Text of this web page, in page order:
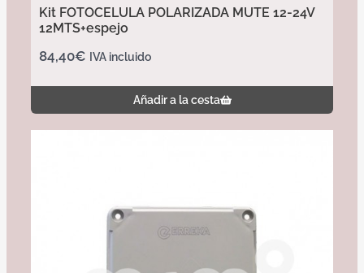
Kit FOTOCELULA POLARIZADA MUTE 12-24V
12MTS+espejo
84,40€ IVA incluido
Añadir a la cesta